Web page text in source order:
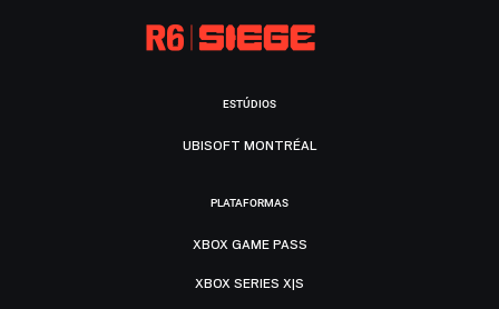
ESTÚDIOS
UBISOFT MONTRÉAL
PLATAFORMAS
XBOX GAME PASS
XBOX SERIES X|S